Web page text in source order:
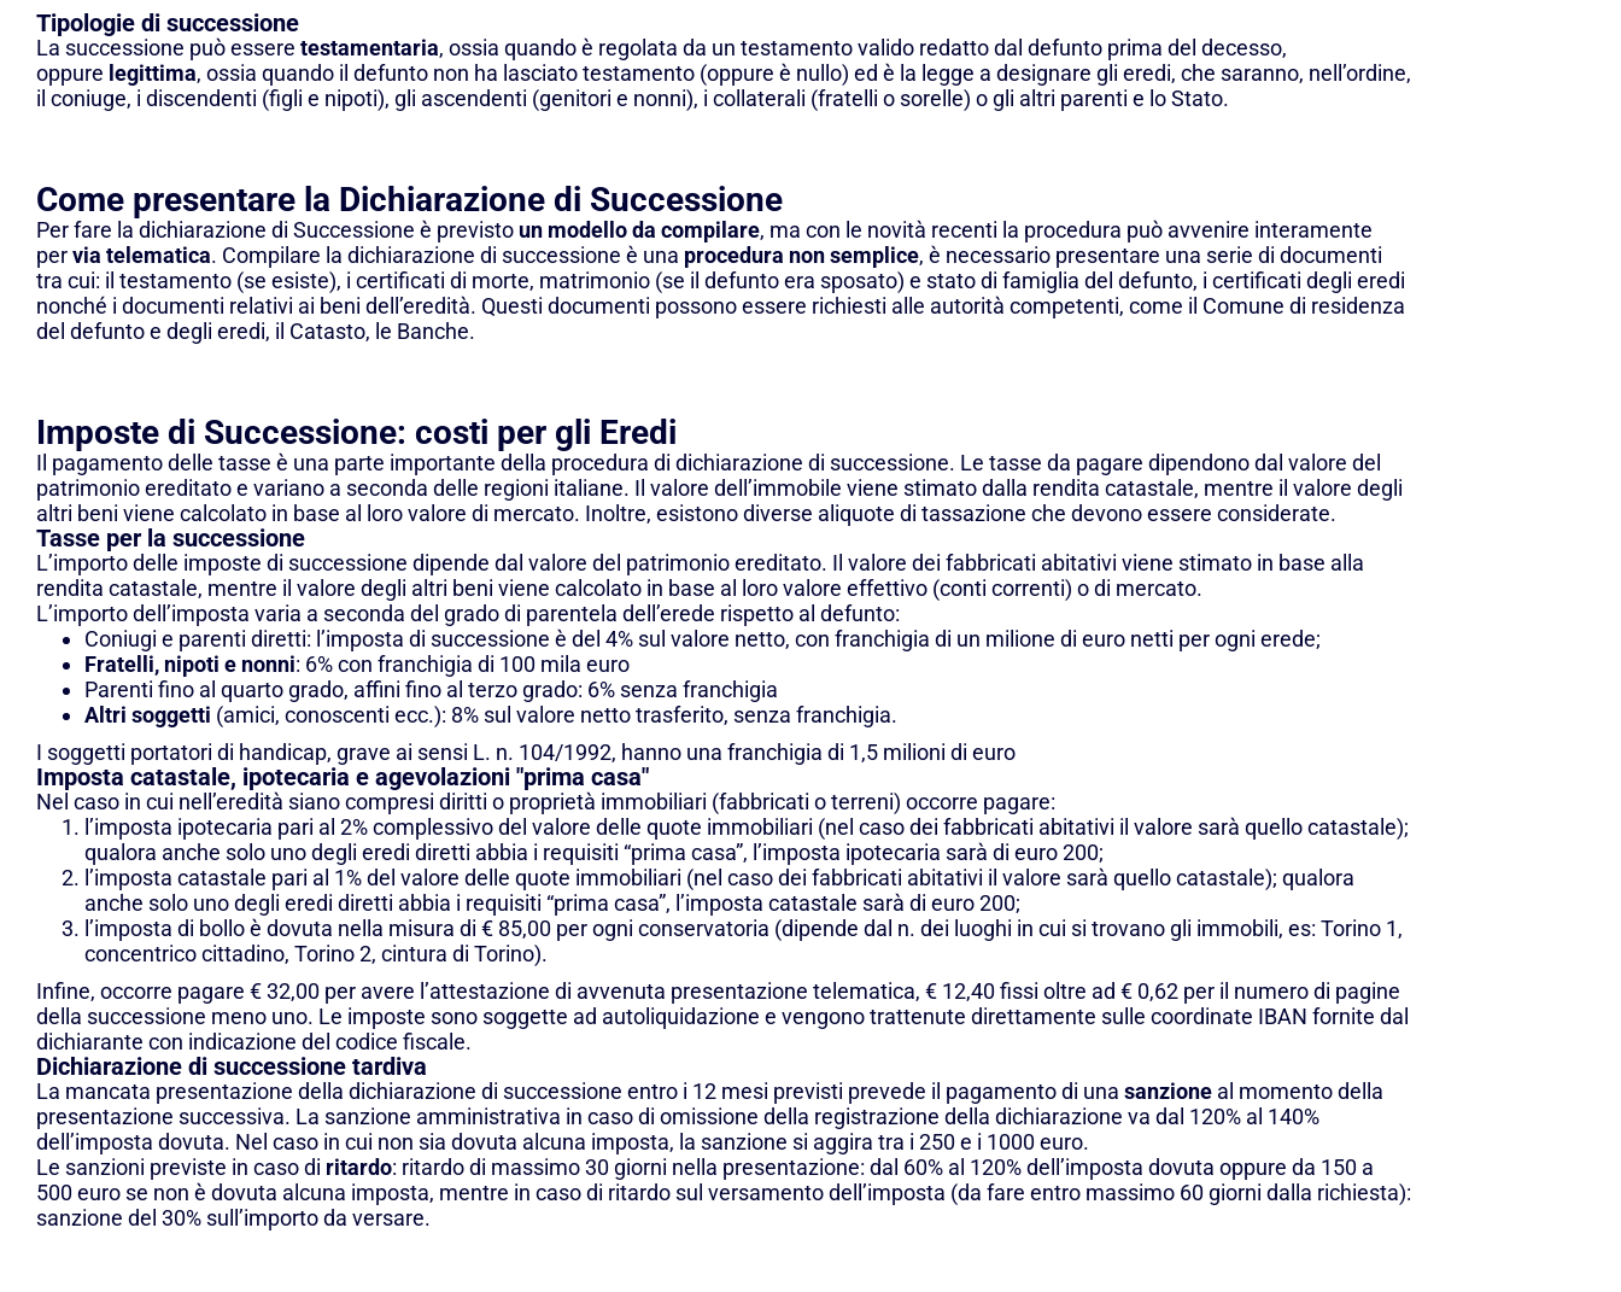
Tipologie di successione
La successione può essere testamentaria, ossia quando è regolata da un testamento valido redatto dal defunto prima del decesso,
oppure legittima, ossia quando il defunto non ha lasciato testamento (oppure è nullo) ed è la legge a designare gli eredi, che saranno, nell’ordine,
il coniuge, i discendenti (figli e nipoti), gli ascendenti (genitori e nonni), i collaterali (fratelli o sorelle) o gli altri parenti e lo Stato.
Come presentare la Dichiarazione di Successione
Per fare la dichiarazione di Successione è previsto un modello da compilare, ma con le novità recenti la procedura può avvenire interamente
pervia telematica. Compilare la dichiarazione di successione è una procedura non semplice, è necessario presentare una serie di documenti
tra cui: il testamento (se esiste), i certificati di morte, matrimonio (se il defunto era sposato) e stato di famiglia del defunto, i certificati degli eredi
nonché i documenti relativi ai beni dell’eredità. Questi documenti possono essere richiesti alle autorità competenti, come il Comune di residenza
del defunto e degli eredi, il Catasto, le Banche.
Imposte di Successione: costi per gli Eredi
Il pagamento delle tasse è una parte importante della procedura di dichiarazione di successione. Le tasse da pagare dipendono dal valore del
patrimonio ereditato e variano a seconda delle regioni italiane. Il valore dell’immobile viene stimato dalla rendita catastale, mentre il valore degli
altri beni viene calcolato in base al loro valore di mercato. Inoltre, esistono diverse aliquote di tassazione che devono essere considerate.
Tasse per la successione
L’importo delle imposte di successione dipende dal valore del patrimonio ereditato. Il valore dei fabbricati abitativi viene stimato in base alla
rendita catastale, mentre il valore degli altri beni viene calcolato in base al loro valore effettivo (conti correnti) o di mercato.
L’importo dell’imposta varia a seconda del grado di parentela dell’erede rispetto al defunto:
Coniugi e parenti diretti: l’imposta di successione è del 4% sul valore netto, con franchigia di un milione di euro netti per ogni erede;
Fratelli, nipoti e nonni: 6% con franchigia di 100 mila euro
Parenti fino al quarto grado, affini fino al terzo grado: 6% senza franchigia
Altri soggetti (amici, conoscenti ecc.): 8% sul valore netto trasferito, senza franchigia.
I soggetti portatori di handicap, grave ai sensi L. n. 104/1992, hanno una franchigia di 1,5 milioni di euro
Imposta catastale, ipotecaria e agevolazioni "prima casa"
Nel caso in cui nell’eredità siano compresi diritti o proprietà immobiliari (fabbricati o terreni) occorre pagare:
l’imposta ipotecaria pari al 2% complessivo del valore delle quote immobiliari (nel caso dei fabbricati abitativi il valore sarà quello catastale);
qualora anche solo uno degli eredi diretti abbia i requisiti “prima casa”, l’imposta ipotecaria sarà di euro 200;
l’imposta catastale pari al 1% del valore delle quote immobiliari (nel caso dei fabbricati abitativi il valore sarà quello catastale); qualora
anche solo uno degli eredi diretti abbia i requisiti “prima casa”, l’imposta catastale sarà di euro 200;
l’imposta di bollo è dovuta nella misura di € 85,00 per ogni conservatoria (dipende dal n. dei luoghi in cui si trovano gli immobili, es: Torino 1,
concentrico cittadino, Torino 2, cintura di Torino).
Infine, occorre pagare € 32,00 per avere l’attestazione di avvenuta presentazione telematica, € 12,40 fissi oltre ad € 0,62 per il numero di pagine
della successione meno uno. Le imposte sono soggette ad autoliquidazione e vengono trattenute direttamente sulle coordinate IBAN fornite dal
dichiarante con indicazione del codice fiscale.
Dichiarazione di successione tardiva
La mancata presentazione della dichiarazione di successione entro i 12 mesi previsti prevede il pagamento di una sanzione al momento della
presentazione successiva. La sanzione amministrativa in caso di omissione della registrazione della dichiarazione va dal 120% al 140%
dell’imposta dovuta. Nel caso in cui non sia dovuta alcuna imposta, la sanzione si aggira tra i 250 e i 1000 euro.
Le sanzioni previste in caso di ritardo: ritardo di massimo 30 giorni nella presentazione: dal 60% al 120% dell’imposta dovuta oppure da 150 a
500 euro se non è dovuta alcuna imposta, mentre in caso di ritardo sul versamento dell’imposta (da fare entro massimo 60 giorni dalla richiesta):
sanzione del 30% sull’importo da versare.